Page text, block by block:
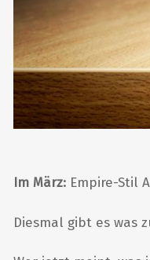
Im März: Empire-Stil
Diesmal gibt es was